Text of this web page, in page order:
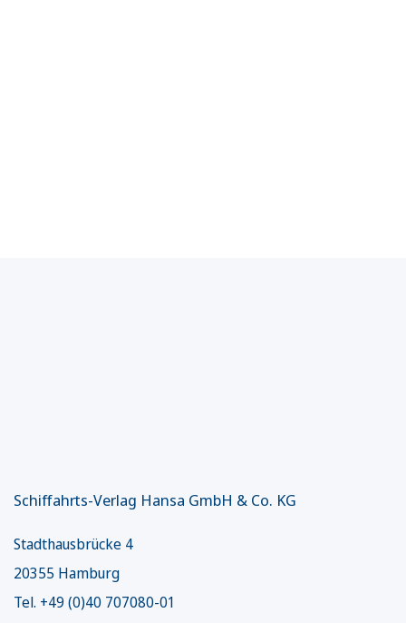
Schiffahrts-Verlag Hansa GmbH & Co. KG
Stadthausbrücke 4
20355 Hamburg
Tel. +49 (0)40 707080-01